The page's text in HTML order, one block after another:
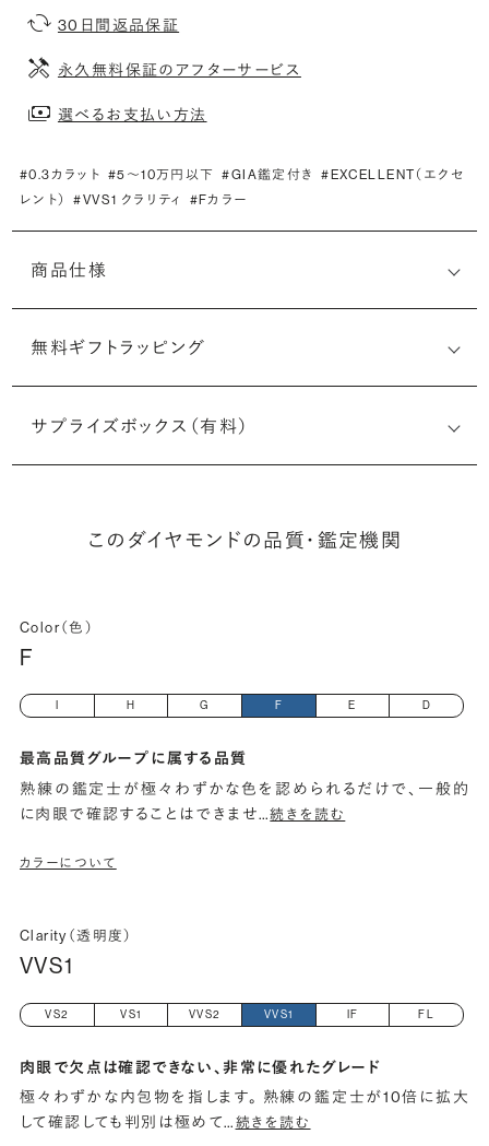
30日間返品保証
永久無料保証のアフターサービス
選べるお支払い方法
#0.3カラット #5〜10万円以下 #GIA鑑定付き
#EXCELLENT（エクセ
レント）
#VVS1 クラリティ #Fカラー
商品仕様
無料ギフトラッピング
サプライズボックス（有料）
このダイヤモンドの品質・鑑定機関
Color（色）
F
H G F E D
最高品質グループに属する品質
熟練の鑑定士が極々わずかな色を認められるだけで、一般的
に肉眼で確認することはできませ…続きを読む
カラーについて
Clarity（透明度）
VVS1
VS2 VS1 VVS2 VVS1 IF FL
肉眼で欠点は確認できない、非常に優れたグレード
極々わずかな内包物を指します。 熟練の鑑定士が10倍に拡大
して確認しても判別は極めて…続きを読む